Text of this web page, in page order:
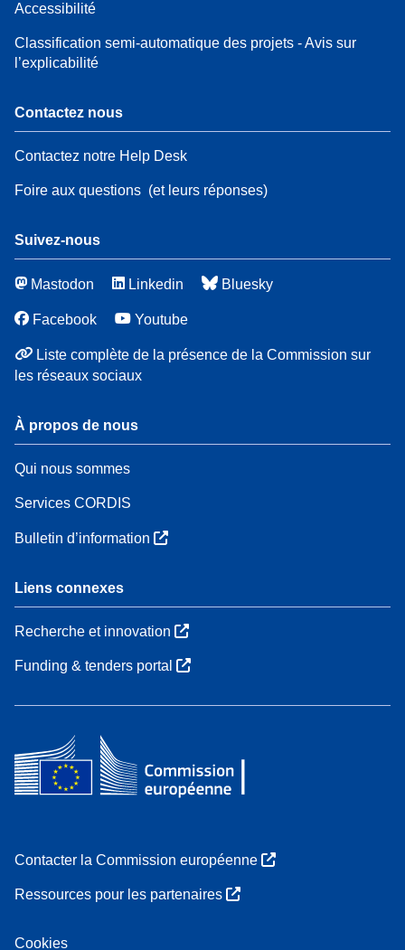
Accessibilité
Classification semi-automatique des projets - Avis sur
l’explicabilité
Contactez nous
Contactez notre Help Desk
Foire aux questions (et leurs réponses)
Suivez-nous
Mastodon Linkedin Bluesky
Facebook Youtube
Liste complète de la présence de la Commission sur
les réseaux sociaux
À propos de nous
Qui nous sommes
Services CORDIS
Bulletin d’information
Liens connexes
Recherche et innovation
Funding & tenders portal
Contacter la Commission européenne
Ressources pour les partenaires
Cookies